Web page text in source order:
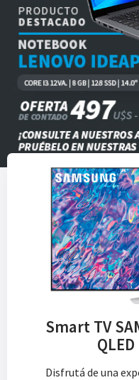
Smart TV
Disfrutá de una